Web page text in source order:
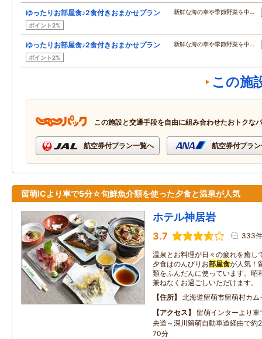
ゆったりお部屋食♪2食付きおまかせプラン
ポイント2%
新鮮な海の幸や季節野菜を中…
ゆったりお部屋食♪2食付きおまかせプラン
ポイント2%
新鮮な海の幸や季節野菜を中…
この施
この施設と交通手段を自由に組み合わせたおトクな
航空券付プラン一覧へ 航空券付プラ
留萌ICより車で5分☆旬鮮魚介類を使った夕食と温泉が人気
ホテル神居岩
3.7 333件
温泉とお料理が日々の疲れを癒し
夕食はのんびりお部屋食が人気！
類をふんだんに使っています。昭
兼ねなくお過ごしいただけます。
住所
北海道留萌市留萌村カム
アクセス
留萌インターより
央道～深川留萌自動車道経由で約
70分